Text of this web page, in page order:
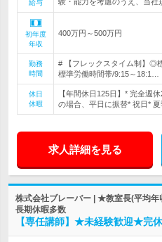
給与
初年度
年収
400万円～500万円
勤務
時間
# 【フレックスタイム制】◎
標準労働時間帯/9:15～18:1…
休日
休暇
【年間休日125日】* 完全週
の場合、平日に振替* 祝日* 夏
求人詳細を見る
株式会社ブレーバー | ★教室長(平均
長期休暇多数
【専任講師】★未経験歓迎★完